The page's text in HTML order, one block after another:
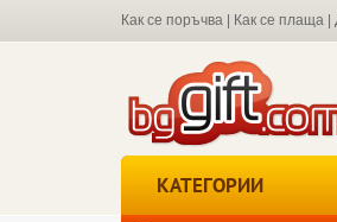
Как се поръчва Как се плаща
КАТЕГОРИИ